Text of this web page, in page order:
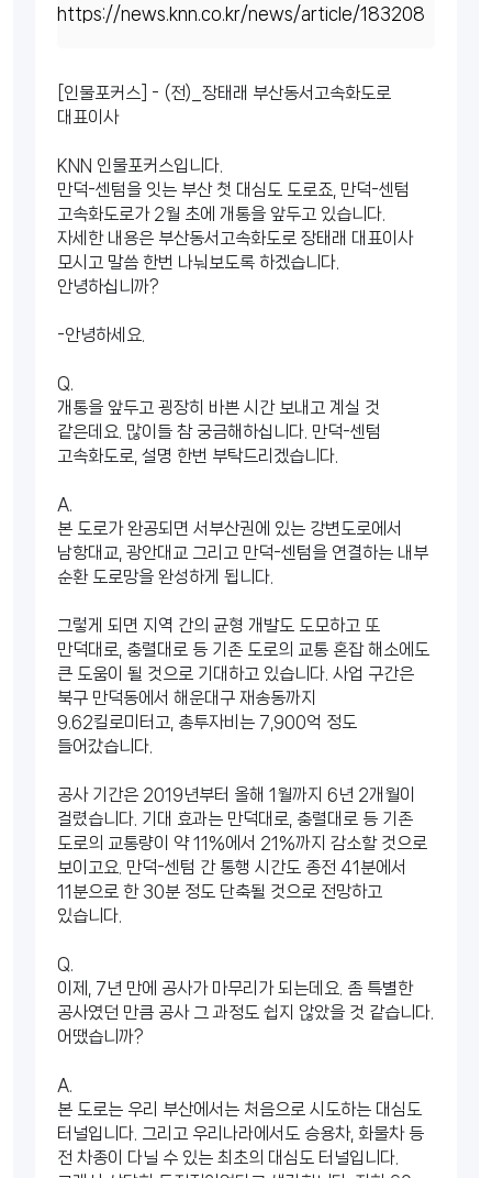
https://news.knn.co.kr/news/article/183208
[인물포커스] - (전)_장태래 부산동서고속화도로
대표이사
KNN 인물포커스입니다.
만덕-센텀을 잇는 부산 첫 대심도 도로죠, 만덕-센텀
고속화도로가 2월 초에 개통을 앞두고 있습니다.
자세한 내용은 부산동서고속화도로 장태래 대표이사
모시고 말씀 한번 나눠보도록 하겠습니다.
안녕하십니까?
-안녕하세요.
Q.
개통을 앞두고 굉장히 바쁜 시간 보내고 계실 것
같은데요. 많이들 참 궁금해하십니다. 만덕-센텀
고속화도로, 설명 한번 부탁드리겠습니다.
A.
본 도로가 완공되면 서부산권에 있는 강변도로에서
남항대교, 광안대교 그리고 만덕-센텀을 연결하는 내부
순환 도로망을 완성하게 됩니다.
그렇게 되면 지역 간의 균형 개발도 도모하고 또
만덕대로, 충렬대로 등 기존 도로의 교통 혼잡 해소에도
큰 도움이 될 것으로 기대하고 있습니다. 사업 구간은
북구 만덕동에서 해운대구 재송동까지
9.62킬로미터고, 총투자비는 7,900억 정도
들어갔습니다.
공사 기간은 2019년부터 올해 1월까지 6년 2개월이
걸렸습니다. 기대 효과는 만덕대로, 충렬대로 등 기존
도로의 교통량이 약 11%에서 21%까지 감소할 것으로
보이고요. 만덕-센텀 간 통행 시간도 종전 41분에서
11분으로 한 30분 정도 단축될 것으로 전망하고
있습니다.
Q.
이제, 7년 만에 공사가 마무리가 되는데요. 좀 특별한
공사였던 만큼 공사 그 과정도 쉽지 않았을 것 같습니다.
어땠습니까?
A.
본 도로는 우리 부산에서는 처음으로 시도하는 대심도
터널입니다. 그리고 우리나라에서도 승용차, 화물차 등
전 차종이 다닐 수 있는 최초의 대심도 터널입니다.